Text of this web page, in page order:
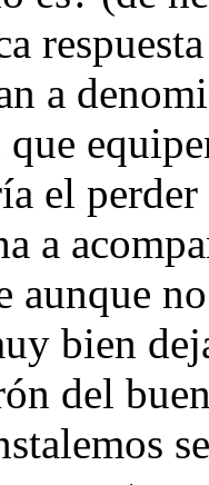
a
el
a
aunque
bien
del